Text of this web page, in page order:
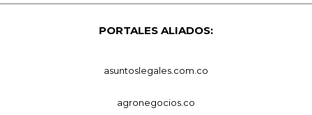
PORTALES ALIADOS:
asuntoslegales.com.co
agronegocios.co